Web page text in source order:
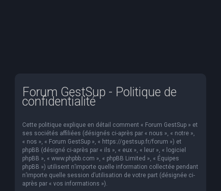
Forum GestSup - Politique de
confidentialité
Cette politique explique en détail comment « Forum GestSup » et
ses sociétés affiliées (désignés ci-après par « nous », « notre »,
« nos », « Forum GestSup », « https://gestsup.fr/forum ») et
phpBB (désigné ci-après par « ils », « eux », « leur », « logiciel
phpBB », « www.phpbb.com », « phpBB Limited », « Équipes
phpBB ») utilisent n’importe quelle information collectée pendant
n’importe quelle session d’utilisation de votre part (désignée ci-
après par « vos informations »).